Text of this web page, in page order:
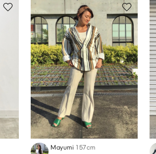
Mayumi 157cm